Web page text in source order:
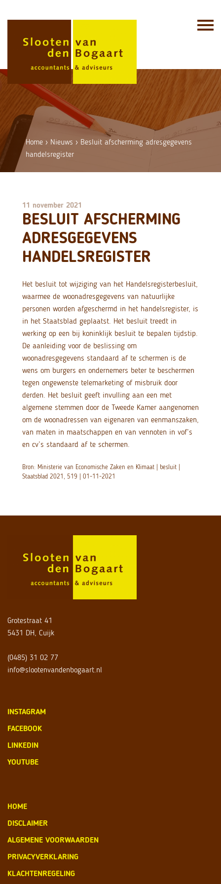
Home › Nieuws › Besluit afscherming adresgegevens
handelsregister
11 november 2021
BESLUIT AFSCHERMING
ADRESGEGEVENS
HANDELSREGISTER
Het besluit tot wijziging van het Handelsregisterbesluit,
waarmee de woonadresgegevens van natuurlijke
personen worden afgeschermd in het handelsregister, is
in het Staatsblad geplaatst. Het besluit treedt in
werking op een bij koninklijk besluit te bepalen tijdstip.
De aanleiding voor de beslissing om
woonadresgegevens standaard af te schermen is de
wens om burgers en ondernemers beter te beschermen
tegen ongewenste telemarketing of misbruik door
derden. Het besluit geeft invulling aan een met
algemene stemmen door de Tweede Kamer aangenomen
om de woonadressen van eigenaren van eenmanszaken,
van maten in maatschappen en van vennoten in vof’s
en cv’s standaard af te schermen.
Bron: Ministerie van Economische Zaken en Klimaat | besluit |
Staatsblad 2021, 519 | 01-11-2021
Grotestraat 41
5431 DH, Cuijk
(0485) 31 02 77
info@slootenvandenbogaart.nl
INSTAGRAM
FACEBOOK
LINKEDIN
YOUTUBE
HOME
DISCLAIMER
ALGEMENE VOORWAARDEN
PRIVACYVERKLARING
KLACHTENREGELING